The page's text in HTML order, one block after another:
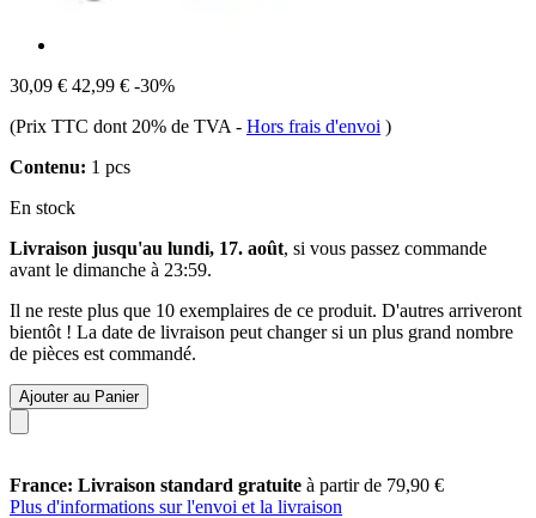
30,09 € 42,99 € -30%
(Prix TTC dont 20% de TVA - Hors frais d'envoi )
Contenu: 1 pcs
En stock
Livraison jusqu'au lundi, 17. août, si vous passez commande
avant le dimanche à 23:59.
Il ne reste plus que 10 exemplaires de ce produit. D'autres arriveront
bientôt ! La date de livraison peut changer si un plus grand nombre
de pièces est commandé.
Ajouter au Panier
France: Livraison standard gratuite à partir de 79,90 €
Plus d'informations sur l'envoi et la livraison